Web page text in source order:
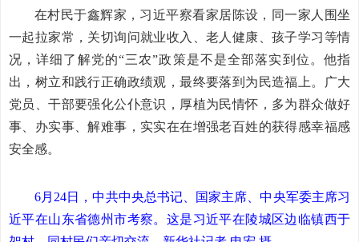
在村民于鑫辉家，习近平察看家居陈设，同一家人围坐
一起拉家常，关切询问就业收入、老人健康、孩子学习等情
况，详细了解党的“三农”政策是不是全部落实到位。他指
出，树立和践行正确政绩观，最终要落到为民造福上。广大
党员、干部要强化公仆意识，厚植为民情怀，多为群众做好
事、办实事、解难事，实实在在增强老百姓的获得感幸福感
安全感。
6月24日，中共中央总书记、国家主席、中央军委主席习
近平在山东省德州市考察。这是习近平在陵城区边临镇西于